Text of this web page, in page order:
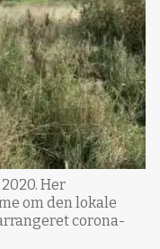
Her
om den lokale
corona-